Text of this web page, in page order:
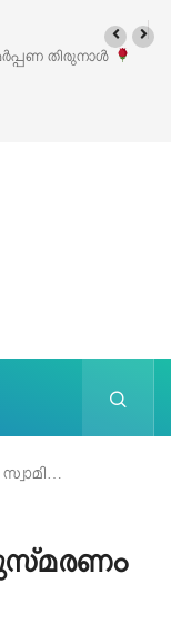
എക്സിബിഷനും